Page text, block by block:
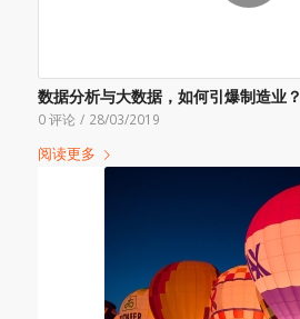
数据分析与大数据，如何引爆制造业？
0 评论 / 28/03/2019
阅读更多